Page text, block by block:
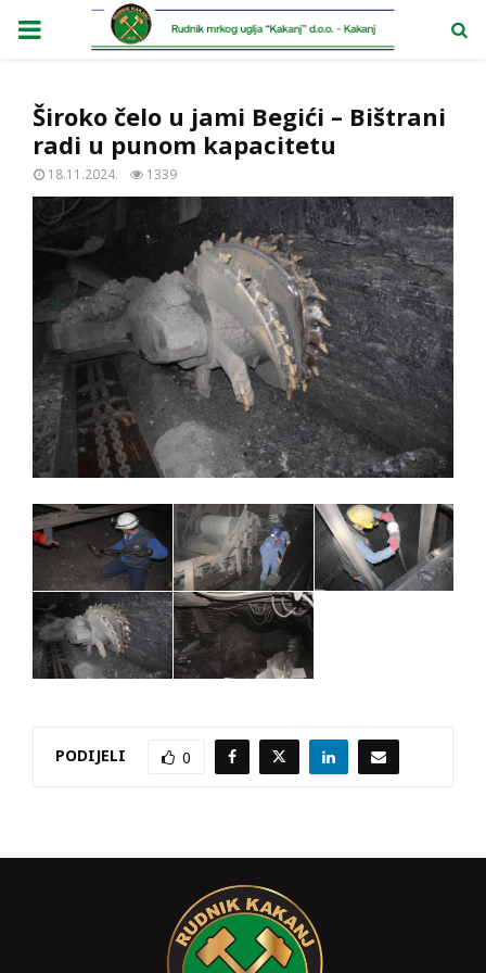
PRIMARY
Široko čelo u jami Begići – Bištrani
radi u punom kapacitetu
18.11.2024. 1339
PODIJELI 0